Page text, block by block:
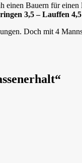
Bauern für
3,5 – Lauffen 4,5
Doch mit 4